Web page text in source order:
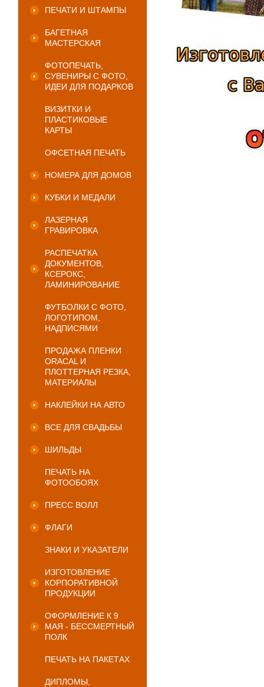
ПЕЧАТИ И ШТАМПЫ
БАГЕТНАЯ
МАСТЕРСКАЯ
ФОТОПЕЧАТЬ,
СУВЕНИРЫ С ФОТО,
ИДЕИ ДЛЯ ПОДАРКОВ
ВИЗИТКИ И
ПЛАСТИКОВЫЕ
КАРТЫ
ОФСЕТНАЯ ПЕЧАТЬ
НОМЕРА ДЛЯ ДОМОВ
КУБКИ И МЕДАЛИ
ЛАЗЕРНАЯ
ГРАВИРОВКА
РАСПЕЧАТКА
ДОКУМЕНТОВ,
КСЕРОКС,
ЛАМИНИРОВАНИЕ
ФУТБОЛКИ С ФОТО,
ЛОГОТИПОМ,
НАДПИСЯМИ
ПРОДАЖА ПЛЕНКИ
ORACAL И
ПЛОТТЕРНАЯ РЕЗКА,
МАТЕРИАЛЫ
НАКЛЕЙКИ НА АВТО
ВСЕ ДЛЯ СВАДЬБЫ
ШИЛЬДЫ
ПЕЧАТЬ НА
ФОТООБОЯХ
ПРЕСС ВОЛЛ
ФЛАГИ
ЗНАКИ И УКАЗАТЕЛИ
ИЗГОТОВЛЕНИЕ
КОРПОРАТИВНОЙ
ПРОДУКЦИИ
ОФОРМЛЕНИЕ К 9
МАЯ - БЕССМЕРТНЫЙ
ПОЛК
ПЕЧАТЬ НА ПАКЕТАХ
ДИПЛОМЫ,